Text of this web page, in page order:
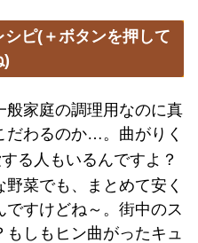
ピ(＋ボタンを押して
)
家庭の調理用なのに真
だわるのか…。曲がりく
る人もいるんですよ？
野菜でも、まとめて安く
すけどね～。街中のス
しもヒン曲がったキュ